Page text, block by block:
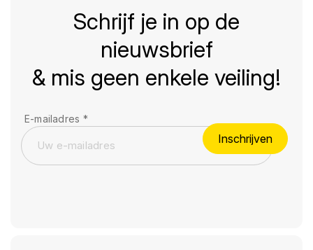
Schrijf je in op de
nieuwsbrief
& mis geen enkele veiling!
E-mailadres *
Inschrijven